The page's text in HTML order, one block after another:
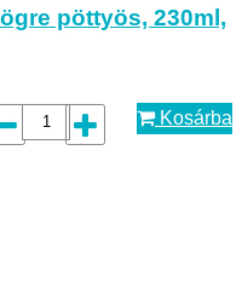
pöttyös, 230ml,
Kosárba